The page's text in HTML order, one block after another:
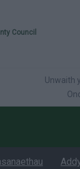
your
Council
Unwaith